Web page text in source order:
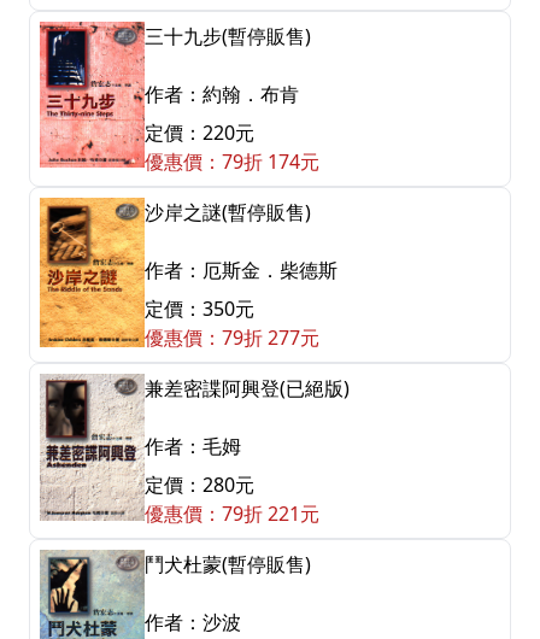
三十九步(暫停販售)
作者：約翰．布肯
定價：220元
優惠價：79折 174元
沙岸之謎(暫停販售)
作者：厄斯金．柴德斯
定價：350元
優惠價：79折 277元
兼差密諜阿興登(已絕版)
作者：毛姆
定價：280元
優惠價：79折 221元
鬥犬杜蒙(暫停販售)
作者：沙波